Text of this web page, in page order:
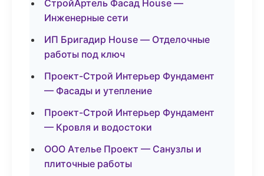
СтройАртель Фасад House —
Инженерные сети
ИП Бригадир House — Отделочные
работы под ключ
Проект-Строй Интерьер Фундамент
— Фасады и утепление
Проект-Строй Интерьер Фундамент
— Кровля и водостоки
ООО Ателье Проект — Санузлы и
плиточные работы